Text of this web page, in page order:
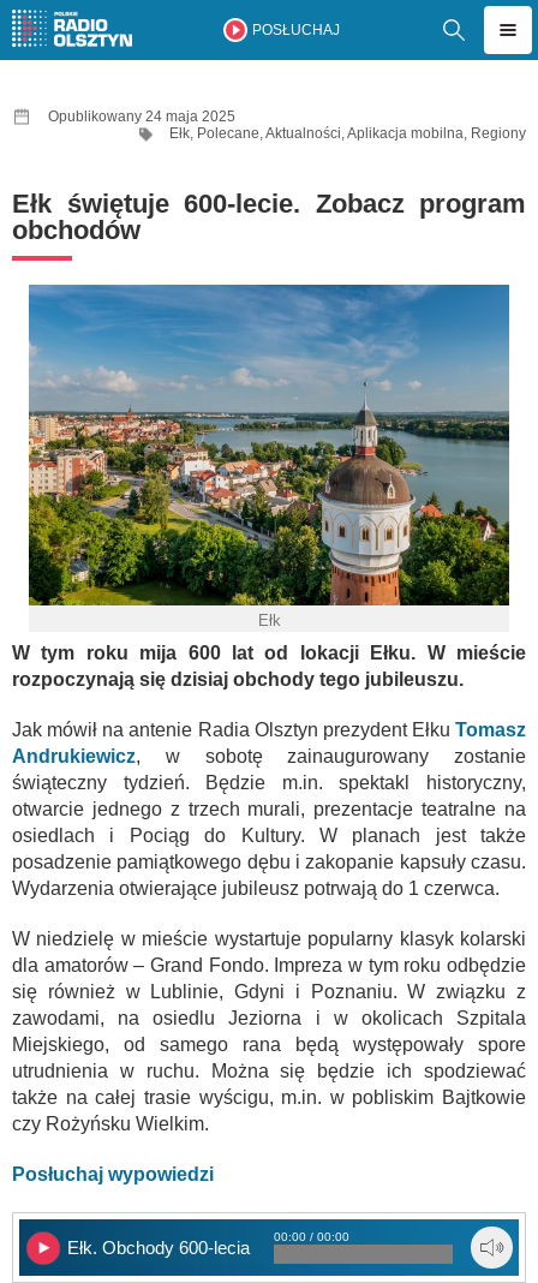
POSŁUCHAJ
Opublikowany 24 maja 2025
Ełk, Polecane,Aktualności,Aplikacja mobilna, Regiony
Ełk świętuje 600-lecie. Zobacz program
obchodów
Ełk
W tym roku mija 600 lat od lokacji Ełku. W mieście
rozpoczynają się dzisiaj obchody tego jubileuszu.
Jak mówił na antenie Radia Olsztyn prezydent Ełku Tomasz
Andrukiewicz, w sobotę zainaugurowany zostanie
świąteczny tydzień. Będzie m.in. spektakl historyczny,
otwarcie jednego z trzech murali, prezentacje teatralne na
osiedlach i Pociąg do Kultury. W planach jest także
posadzenie pamiątkowego dębu i zakopanie kapsuły czasu.
Wydarzenia otwierające jubileusz potrwają do 1 czerwca.
W niedzielę w mieście wystartuje popularny klasyk kolarski
dla amatorów – Grand Fondo. Impreza w tym roku odbędzie
się również w Lublinie, Gdyni i Poznaniu. W związku z
zawodami, na osiedlu Jeziorna i w okolicach Szpitala
Miejskiego, od samego rana będą występowały spore
utrudnienia w ruchu. Można się będzie ich spodziewać
także na całej trasie wyścigu, m.in. w pobliskim Bajtkowie
czy Rożyńsku Wielkim.
Posłuchaj wypowiedzi
Ełk. Obchody 600-lecia
00:00 / 00:00